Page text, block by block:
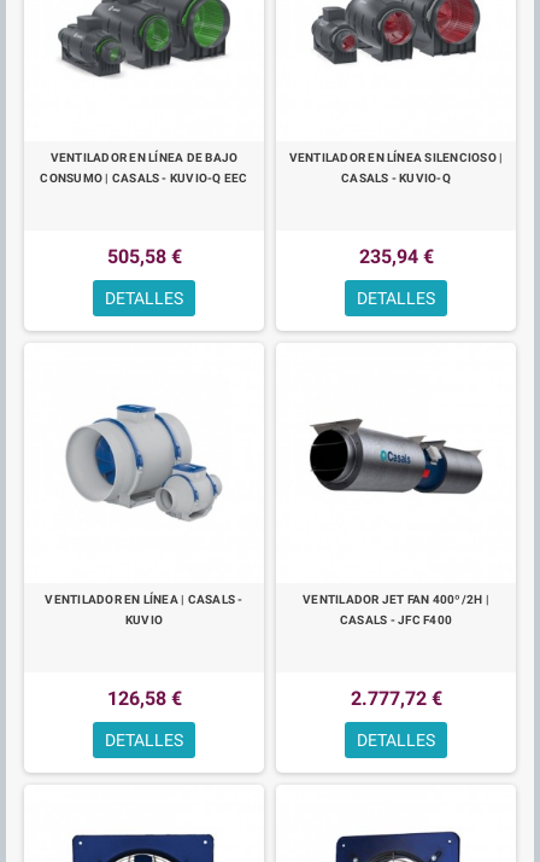
VENTILADOR EN LÍNEA DE BAJO
CONSUMO | CASALS - KUVIO-Q EEC
505,58 €
DETALLES
VENTILADOR EN LÍNEA SILENCIOSO |
CASALS - KUVIO-Q
235,94 €
DETALLES
VENTILADOR EN LÍNEA | CASALS -
KUVIO
126,58 €
DETALLES
VENTILADOR JET FAN 400º/2H |
CASALS - JFC F400
2.777,72 €
DETALLES